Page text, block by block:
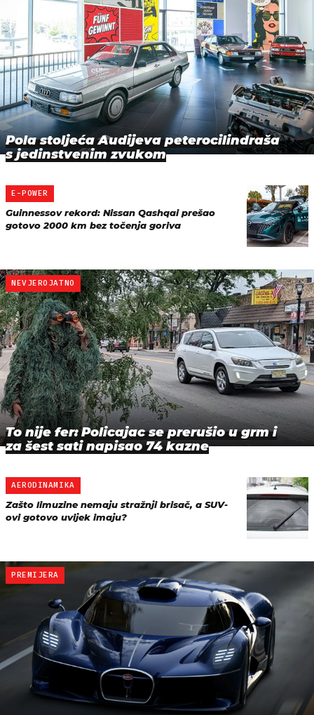
Pola stoljeća Audijeva peterocilindraša
s jedinstvenim zvukom
E-POWER
Guinnessov rekord: Nissan Qashqai prešao
gotovo 2000 km bez točenja goriva
NEVJEROJATNO
To nije fer: Policajac se prerušio u grm i
za šest sati napisao 74 kazne
AERODINAMIKA
Zašto limuzine nemaju stražnji brisač, a SUV-
ovi gotovo uvijek imaju?
PREMIJERA